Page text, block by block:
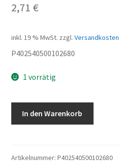
2,71 €
inkl. 19 % MwSt. zzgl. Versandkosten
P402540500102680
1 vorrätig
In den Warenkorb
Artikelnummer: P402540500102680